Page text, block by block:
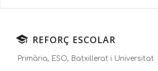
REFORÇ ESCOLAR
Primària, ESO, Batxillerat i Universitat